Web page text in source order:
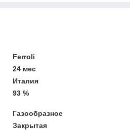
Ferroli
24 мес
Италия
93 %
Газообразное
Закрытая